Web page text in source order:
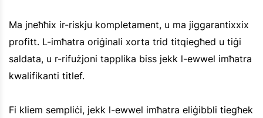
Ma jneħħix ir-riskju kompletament, u ma jiggarantixxix
profitt. L-imħatra oriġinali xorta trid titqiegħed u tiġi
saldata, u r-rifużjoni tapplika biss jekk l-ewwel imħatra
kwalifikanti titlef.
Fi kliem sempliċi, jekk l-ewwel imħatra eliġibbli tiegħek